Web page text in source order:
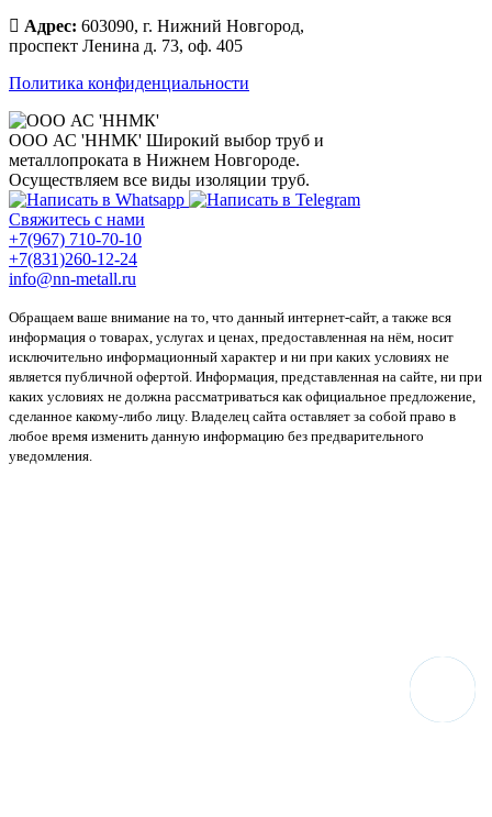
Адрес: 603090, г. Нижний Новгород,
проспект Ленина д. 73, оф. 405
Политика конфиденциальности
ООО АС 'ННМК' Широкий выбор труб и
металлопроката в Нижнем Новгороде.
Осуществляем все виды изоляции труб.
Свяжитесь с нами
+7(967) 710-70-10
+7(831)260-12-24
info@nn-metall.ru
Обращаем ваше внимание на то, что данный интернет-сайт, а также вся
информация о товарах, услугах и ценах, предоставленная на нём, носит
исключительно информационный характер и ни при каких условиях не
является публичной офертой. Информация, представленная на сайте, ни при
каких условиях не должна рассматриваться как официальное предложение,
сделанное какому-либо лицу. Владелец сайта оставляет за собой право в
любое время изменить данную информацию без предварительного
уведомления.